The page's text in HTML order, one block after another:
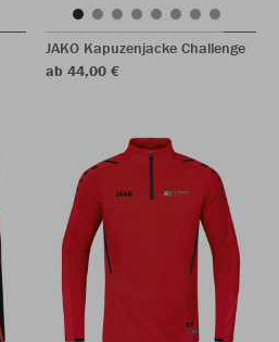
JAKO Kapuzenjacke Challenge
ab 44,00 €